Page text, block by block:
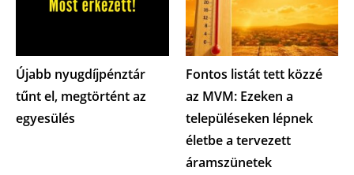
Újabb nyugdíjpénztár
tűnt el, megtörtént az
egyesülés
Fontos listát tett közzé
az MVM: Ezeken a
településeken lépnek
életbe a tervezett
áramszünetek